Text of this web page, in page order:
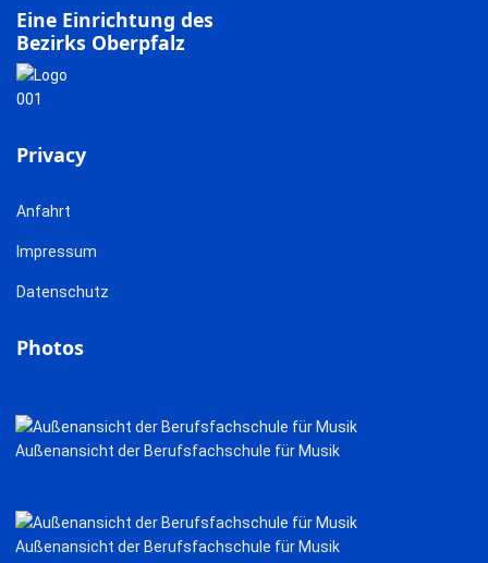
Eine Einrichtung des
Bezirks Oberpfalz
Privacy
Anfahrt
Impressum
Datenschutz
Photos
Außenansicht der Berufsfachschule für Musik
Außenansicht der Berufsfachschule für Musik